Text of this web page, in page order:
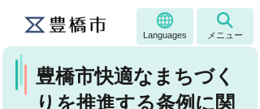
Languages メニュー
豊橋市快適なまちづく
りを推進する条例に関